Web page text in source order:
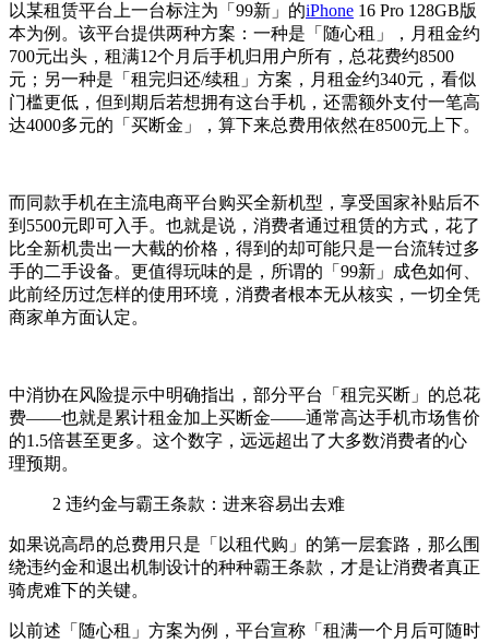
以某租赁平台上一台标注为「99新」的iPhone 16 Pro 128GB版
本为例。该平台提供两种方案：一种是「随心租」，月租金约
700元出头，租满12个月后手机归用户所有，总花费约8500
元；另一种是「租完归还/续租」方案，月租金约340元，看似
门槛更低，但到期后若想拥有这台手机，还需额外支付一笔高
达4000多元的「买断金」，算下来总费用依然在8500元上下。
而同款手机在主流电商平台购买全新机型，享受国家补贴后不
到5500元即可入手。也就是说，消费者通过租赁的方式，花了
比全新机贵出一大截的价格，得到的却可能只是一台流转过多
手的二手设备。更值得玩味的是，所谓的「99新」成色如何、
此前经历过怎样的使用环境，消费者根本无从核实，一切全凭
商家单方面认定。
中消协在风险提示中明确指出，部分平台「租完买断」的总花
费——也就是累计租金加上买断金——通常高达手机市场售价
的1.5倍甚至更多。这个数字，远远超出了大多数消费者的心
理预期。
2 违约金与霸王条款：进来容易出去难
如果说高昂的总费用只是「以租代购」的第一层套路，那么围
绕违约金和退出机制设计的种种霸王条款，才是让消费者真正
骑虎难下的关键。
以前述「随心租」方案为例，平台宣称「租满一个月后可随时